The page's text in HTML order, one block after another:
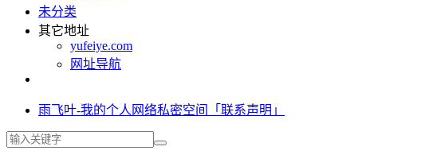
未分类
其它地址
yufeiye.com
网址导航
雨飞叶-我的个人网络私密空间「联系声明」